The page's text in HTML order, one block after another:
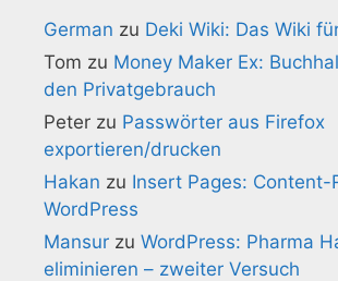
German zu Deki Wiki: Das Wiki
Tom zu Money Maker Ex:
den Privatgebrauch
Peter zu Passwörter aus Firefox
exportieren/drucken
Hakan zu Insert Pages: Content-
WordPress
Mansur zu WordPress: Pharma
eliminieren – zweiter Versuch